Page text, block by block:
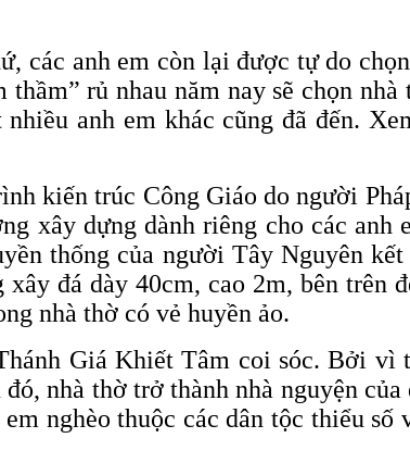
các anh em còn lại được tự do
rủ nhau năm nay sẽ chọn
anh em khác cũng đã đến.
kiến trúc Công Giáo do người
xây dựng dành riêng cho các anh
thống của người Tây Nguyên
đá dày 40cm, cao 2m, bên trên
nhà thờ có vẻ huyền ảo.
Giá Khiết Tâm coi sóc. Bởi vì
nhà thờ trở thành nhà nguyện của
nghèo thuộc các dân tộc thiểu số